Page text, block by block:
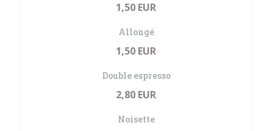
1,50 EUR
Allongé
1,50 EUR
Double espresso
2,80 EUR
Noisette